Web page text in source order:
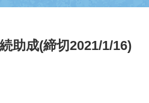
助成(締切2021/1/16)